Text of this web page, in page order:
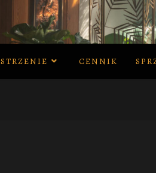
CENNIK